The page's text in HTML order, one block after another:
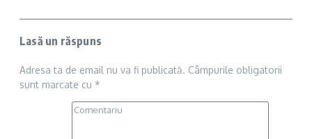
Lasă un răspuns
Adresa ta de email nu va fi publicată. Câmpurile obligatorii
sunt marcate cu *